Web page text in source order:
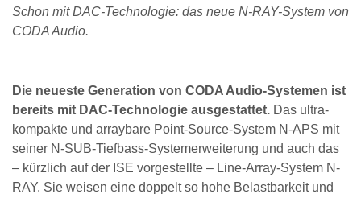
Schon mit DAC-Technologie: das neue N-RAY-System von
CODA Audio.
Die neueste Generation von CODA Audio-Systemen ist
bereits mit DAC-Technologie ausgestattet. Das ultra-
kompakte und arraybare Point-Source-System N-APS mit
seiner N-SUB-Tiefbass-Systemerweiterung und auch das
– kürzlich auf der ISE vorgestellte – Line-Array-System N-
RAY. Sie weisen eine doppelt so hohe Belastbarkeit und